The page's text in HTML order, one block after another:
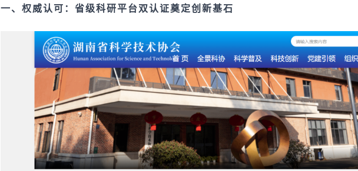
一、权威认可：省级科研平台双认证奠定创新基石